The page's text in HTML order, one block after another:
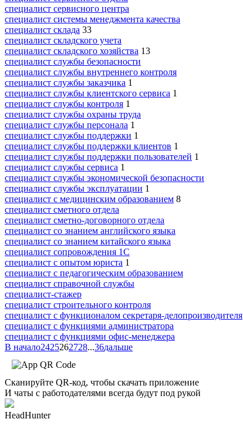
специалист сервисного центра
специалист системы менеджмента качества
специалист склада 33
специалист складского учета
специалист складского хозяйства 13
специалист службы безопасности
специалист службы внутреннего контроля
специалист службы заказчика 1
специалист службы клиентского сервиса 1
специалист службы контроля 1
специалист службы охраны труда
специалист службы персонала 1
специалист службы поддержки 1
специалист службы поддержки клиентов 1
специалист службы поддержки пользователей 1
специалист службы сервиса 1
специалист службы экономической безопасности
специалист службы эксплуатации 1
специалист с медицинским образованием 8
специалист сметного отдела
специалист сметно-договорного отдела
специалист со знанием английского языка
специалист со знанием китайского языка
специалист сопровождения 1С
специалист с опытом юриста 1
специалист с педагогическим образованием
специалист справочной службы
специалист-стажер
специалист строительного контроля
специалист с функционалом секретаря-делопроизводителя
специалист с функциями администратора
специалист с функциями офис-менеджера
В начало2425262728...36дальше
Сканируйте QR-код, чтобы скачать приложение
И чаты с работодателями всегда будут под рукой
HeadHunter